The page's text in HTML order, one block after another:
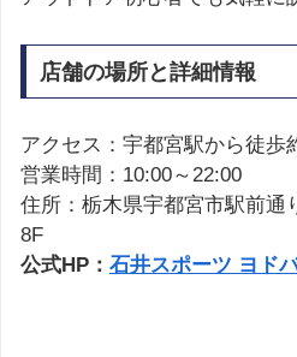
店舗の場所と詳細情報
アクセス：宇都宮駅から徒歩
営業時間：10:00～22:00
住所：栃木県宇都宮市駅前通
8F
公式HP： 石井スポーツ ヨド